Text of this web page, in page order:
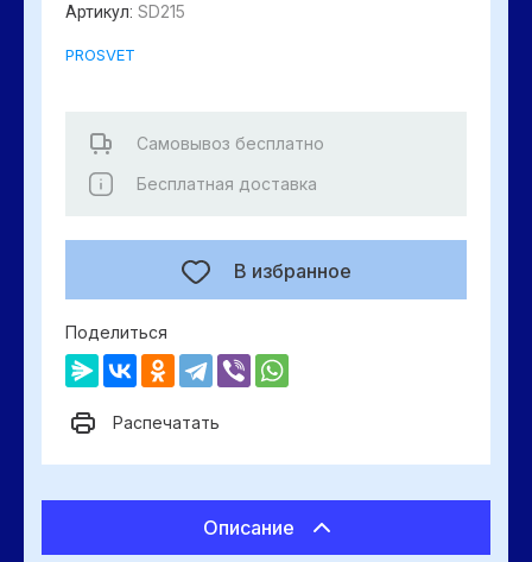
Артикул: SD215
PROSVET
В избранное
Самовывоз бесплатно
Бесплатная доставка
Поделиться
Распечатать
Описание